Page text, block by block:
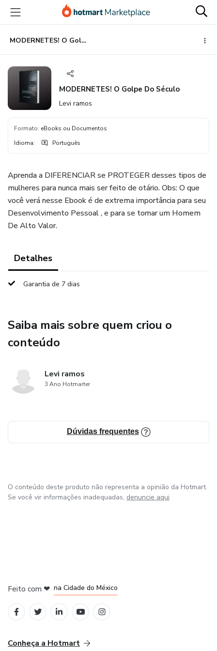
para
conteúdo
principal
para
pagamento
para
rodapé
MODERNETES! O Golpe Do Século
MODERNETES! O Golpe Do Século
Levi ramos
Formato: eBooks ou Documentos
Idioma: Português
Aprenda a DIFERENCIAR se PROTEGER desses tipos de
mulheres para nunca mais ser feito de otário. Obs: O que
você verá nesse Ebook é de extrema importância para seu
Desenvolvimento Pessoal , e para se tornar um Homem
De Alto Valor.
Detalhes
Garantia de 7 dias
Saiba mais sobre quem criou o
conteúdo
Levi ramos
3 Ano Hotmarter
Dúvidas frequentes
O conteúdo deste produto não representa a opinião da Hotmart.
Se você vir informações inadequadas, denuncie aqui
Feito com ❤ na Cidade do México
Conheça a Hotmart